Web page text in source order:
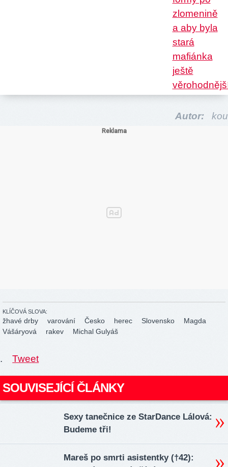
Autor: kou
KLÍČOVÁ SLOVA:
žhavé drby varování Česko herec Slovensko
Magda
Vášáryová
rakev Michal Gulyáš
. Tweet
SOUVISEJÍCÍ ČLÁNKY
Sexy tanečnice ze StarDance Lálová:
Budeme tři!
Mareš po smrti asistentky (†42):